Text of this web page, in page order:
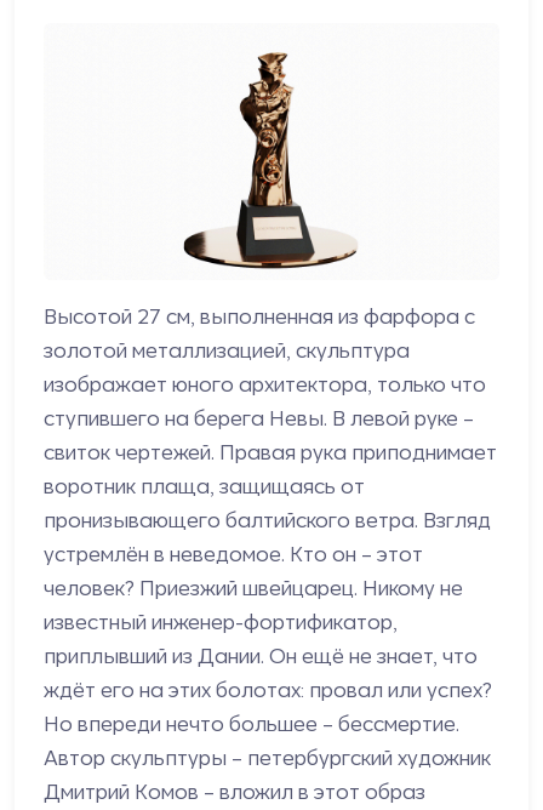
Высотой 27 см, выполненная из фарфора с
золотой металлизацией, скульптура
изображает юного архитектора, только что
ступившего на берега Невы. В левой руке –
свиток чертежей. Правая рука приподнимает
воротник плаща, защищаясь от
пронизывающего балтийского ветра. Взгляд
устремлён в неведомое. Кто он – этот
человек? Приезжий швейцарец. Никому не
известный инженер-фортификатор,
приплывший из Дании. Он ещё не знает, что
ждёт его на этих болотах: провал или успех?
Но впереди нечто большее – бессмертие.
Автор скульптуры – петербургский художник
Дмитрий Комов – вложил в этот образ